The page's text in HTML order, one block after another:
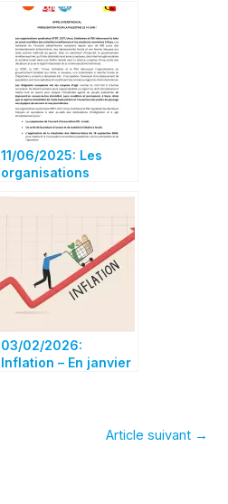
11/06/2025: Les
organisations
dénoncent la fuite
en avant mortifère
des autorités
israéliennes et les
exactions commises
03/02/2026:
Inflation – En janvier
0,3 % sur un mois etArticle suivant →